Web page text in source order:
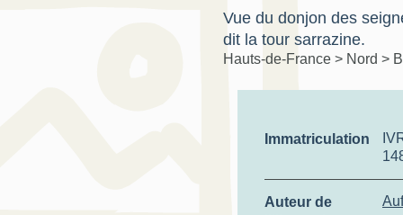
Vue du donjon des
dit la tour sarrazine.
Hauts-de-France > Nord >
Immatriculation
Auteur de